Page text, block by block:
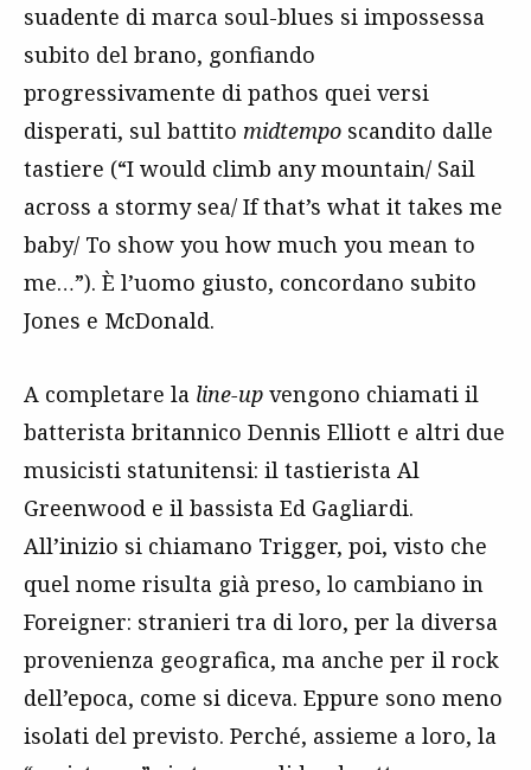
suadente di marca soul-blues si impossessa
subito del brano, gonfiando
progressivamente di pathos quei versi
disperati, sul battito midtempo scandito dalle
tastiere (“I would climb any mountain/ Sail
across a stormy sea/ If that’s what it takes me
baby/ To show you how much you mean to
me…”). È l’uomo giusto, concordano subito
Jones e McDonald.
A completare la line-up vengono chiamati il
batterista britannico Dennis Elliott e altri due
musicisti statunitensi: il tastierista Al
Greenwood e il bassista Ed Gagliardi.
All’inizio si chiamano Trigger, poi, visto che
quel nome risulta già preso, lo cambiano in
Foreigner: stranieri tra di loro, per la diversa
provenienza geografica, ma anche per il rock
dell’epoca, come si diceva. Eppure sono meno
isolati del previsto. Perché, assieme a loro, la